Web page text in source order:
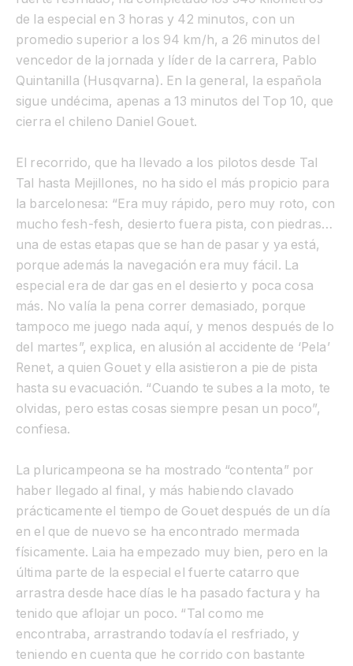
de la especial en 3 horas y 42 minutos, con un
promedio superior a los 94 km/h, a 26 minutos del
vencedor de la jornada y líder de la carrera, Pablo
Quintanilla (Husqvarna). En la general, la española
sigue undécima, apenas a 13 minutos del Top 10, que
cierra el chileno Daniel Gouet.
El recorrido, que ha llevado a los pilotos desde Tal
Tal hasta Mejillones, no ha sido el más propicio para
la barcelonesa: “Era muy rápido, pero muy roto, con
mucho fesh-fesh, desierto fuera pista, con piedras…
una de estas etapas que se han de pasar y ya está,
porque además la navegación era muy fácil. La
especial era de dar gas en el desierto y poca cosa
más. No valía la pena correr demasiado, porque
tampoco me juego nada aquí, y menos después de lo
del martes”, explica, en alusión al accidente de ‘Pela’
Renet, a quien Gouet y ella asistieron a pie de pista
hasta su evacuación. “Cuando te subes a la moto, te
olvidas, pero estas cosas siempre pesan un poco”,
confiesa.
La pluricampeona se ha mostrado “contenta” por
haber llegado al final, y más habiendo clavado
prácticamente el tiempo de Gouet después de un día
en el que de nuevo se ha encontrado mermada
físicamente. Laia ha empezado muy bien, pero en la
última parte de la especial el fuerte catarro que
arrastra desde hace días le ha pasado factura y ha
tenido que aflojar un poco. “Tal como me
encontraba, arrastrando todavía el resfriado, y
teniendo en cuenta que he corrido con bastante